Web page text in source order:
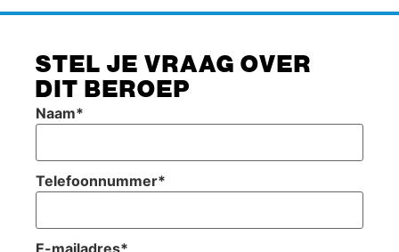
STEL JE VRAAG OVER
DIT BEROEP
Naam*
Telefoonnummer*
E-mailadres*